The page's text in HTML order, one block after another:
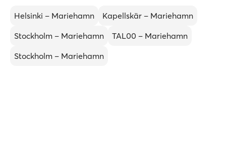
Helsinki – Mariehamn
Kapellskär – Mariehamn
Stockholm – Mariehamn
TAL00 – Mariehamn
Stockholm – Mariehamn